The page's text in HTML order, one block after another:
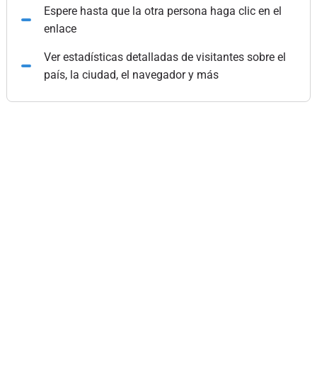
Espere hasta que la otra persona haga clic en el
enlace
Ver estadísticas detalladas de visitantes sobre el
país, la ciudad, el navegador y más